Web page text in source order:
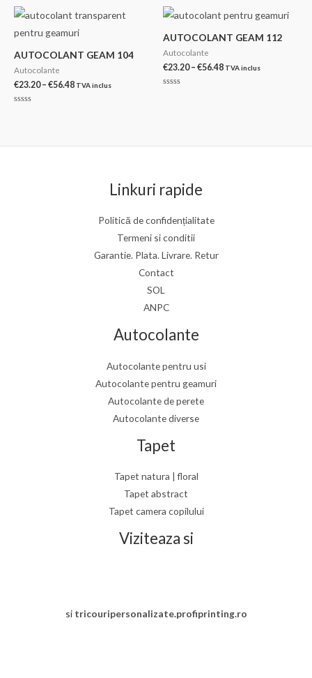
la
din
5
din
5
AUTOCOLANT GEAM 104
Autocolante
€23.20 – €56.48Interval
TVA inclus
AUTOCOLANT GEAM 112
Autocolante
€23.20 – €56.48Interval
TVA inclus
Linkuri rapide
Politică de confidențialitate
Termeni si conditii
Garantie. Plata. Livrare. Retur
Contact
SOL
ANPC
Autocolante
Autocolante pentru usi
Autocolante pentru geamuri
Autocolante de perete
Autocolante diverse
Tapet
Tapet natura | floral
Tapet abstract
Tapet camera copilului
Viziteaza si
si tricouripersonalizate.profiprinting.ro